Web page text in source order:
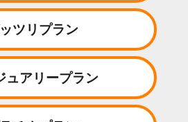
ツリプラン
ュアリープラン